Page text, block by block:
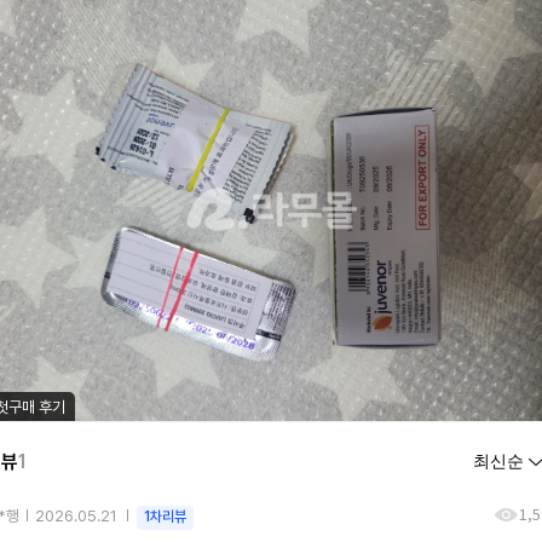
구매 후기
1
행 2026.05.21 1차리뷰